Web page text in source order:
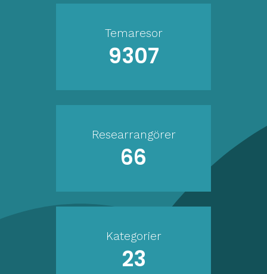
Temaresor
9307
Researrangörer
66
Kategorier
23